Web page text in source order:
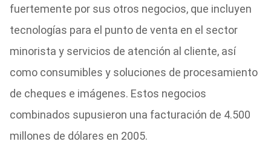
fuertemente por sus otros negocios, que incluyen
tecnologías para el punto de venta en el sector
minorista y servicios de atención al cliente, así
como consumibles y soluciones de procesamiento
de cheques e imágenes. Estos negocios
combinados supusieron una facturación de 4.500
millones de dólares en 2005.